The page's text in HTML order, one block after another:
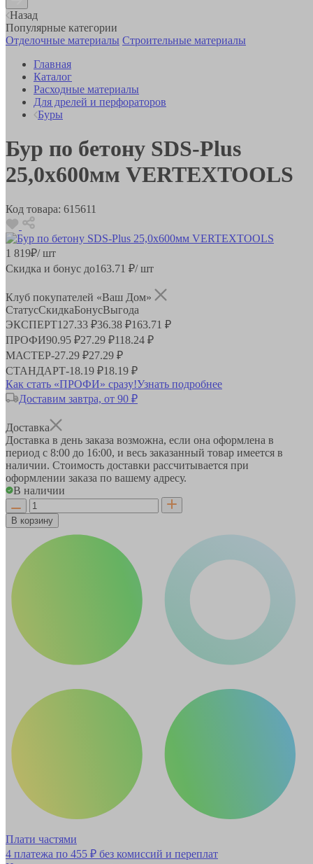
Назад
Популярные категории
Отделочные материалы Строительные материалы
Главная
Каталог
Расходные материалы
Для дрелей и перфораторов
Буры
Бур по бетону SDS-Plus
25,0х600мм VERTEXTOOLS
Код товара: 615611
1 819₽/ шт
Скидка и бонус до163.71 ₽/ шт
Клуб покупателей «Ваш Дом»
СтатусСкидкаБонусВыгода
ЭКСПЕРТ127.33 ₽36.38 ₽163.71 ₽
ПРОФИ90.95 ₽27.29 ₽118.24 ₽
МАСТЕР-27.29 ₽27.29 ₽
СТАНДАРТ-18.19 ₽18.19 ₽
Как стать «ПРОФИ» сразу!Узнать подробнее
Доставим завтра, от 90 ₽
Доставка
Доставка в день заказа возможна, если она оформлена в
период с 8:00 до 16:00, и весь заказанный товар имеется в
наличии. Стоимость доставки рассчитывается при
оформлении заказа по вашему адресу.
В наличии
В корзину
Плати частями
4 платежа по 455 ₽ без комиссий и переплат